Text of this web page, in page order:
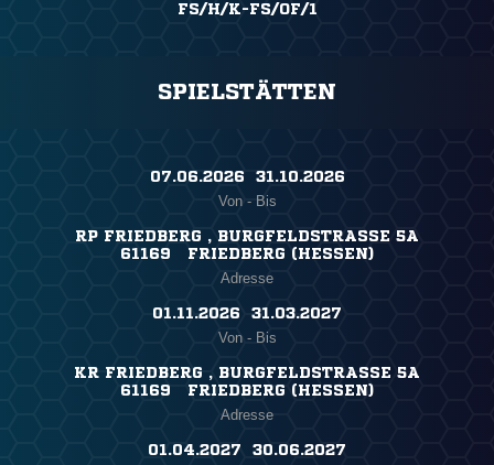
FS/H/K-FS/OF/1
SPIELSTÄTTEN
07.06.2026 ​ 31.10.2026
Von - Bis
RP FRIEDBERG , BURGFELDSTRASSE 5A
61169 FRIEDBERG (HESSEN)
Adresse
01.11.2026 ​ 31.03.2027
Von - Bis
KR FRIEDBERG , BURGFELDSTRASSE 5A
61169 FRIEDBERG (HESSEN)
Adresse
01.04.2027 ​ 30.06.2027